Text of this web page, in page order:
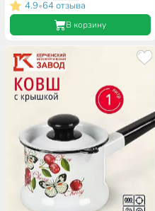
завод, 90204-072/4, в
ассортименте
4.9•64 отзыва
В корзину